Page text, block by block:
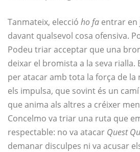
Tanmateix, elecció ho fa entrar en
davant qualsevol cosa ofensiva.
Podeu triar acceptar que una
deixar el bromista a la seva rialla.
per atacar amb tota la força de la
els impulsa, que sovint és un
que anima als altres a créixer
Concelmo va triar una ruta que
respectable: no va atacar Quest
demanar disculpes ni va acusar